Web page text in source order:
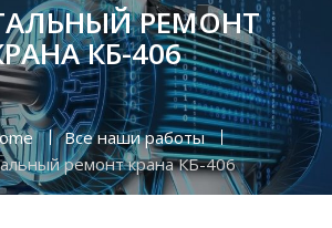
РЕМОНТ
КБ-406
Все наши работы
ремонт крана КБ-406